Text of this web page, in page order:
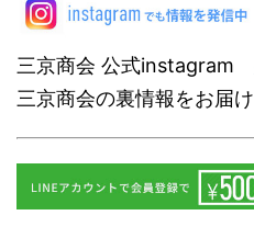
三京商会 公式instagram
三京商会の裏情報をお届け